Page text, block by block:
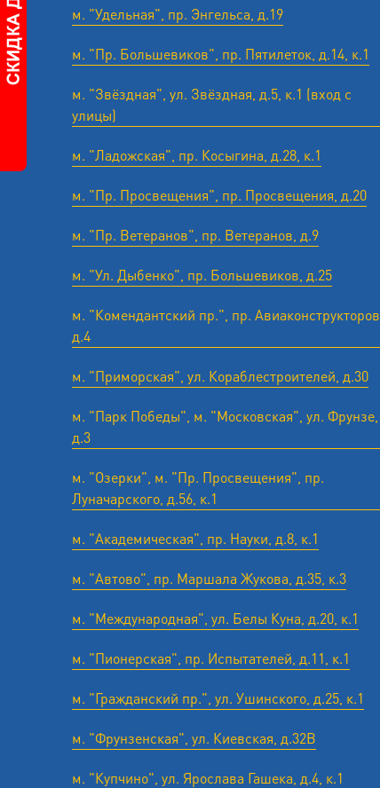
м. "Удельная", пр. Энгельса, д.19
м. "Пр. Большевиков", пр. Пятилеток, д.14, к.1
м. "Звёздная", ул. Звёздная, д.5, к.1 (вход с
улицы)
м. "Ладожская", пр. Косыгина, д.28, к.1
м. "Пр. Просвещения", пр. Просвещения, д.20
м. "Пр. Ветеранов", пр. Ветеранов, д.9
м. "Ул. Дыбенко", пр. Большевиков, д.25
м. "Комендантский пр.", пр. Авиаконструкторов,
д.4
м. "Приморская", ул. Кораблестроителей, д.30
м. "Парк Победы", м. "Московская", ул. Фрунзе,
д.3
м. "Озерки", м. "Пр. Просвещения", пр.
Луначарского, д.56, к.1
м. "Академическая", пр. Науки, д.8, к.1
м. "Автово", пр. Маршала Жукова, д.35, к.3
м. "Международная", ул. Белы Куна, д.20, к.1
м. "Пионерская", пр. Испытателей, д.11, к.1
м. "Гражданский пр.", ул. Ушинского, д.25, к.1
м. "Фрунзенская", ул. Киевская, д.32В
м. "Купчино", ул. Ярослава Гашека, д.4, к.1